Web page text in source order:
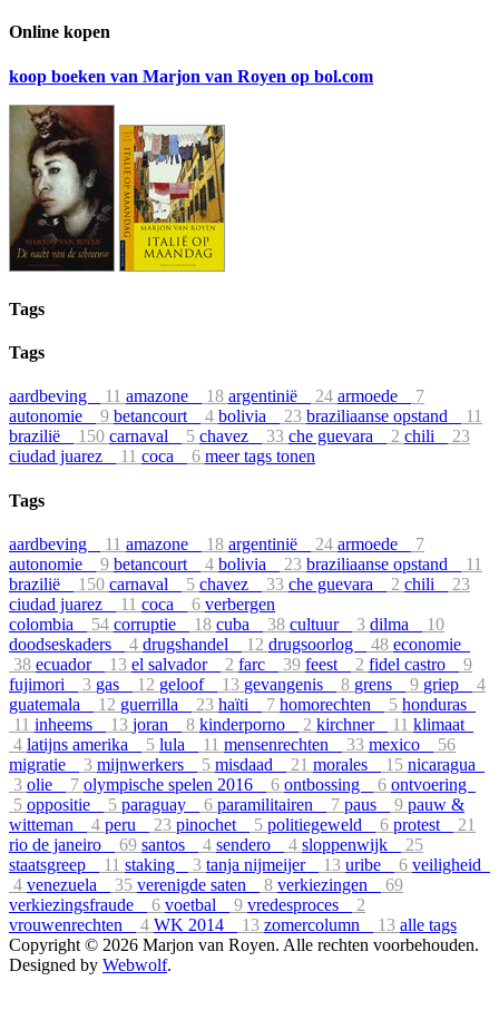
Online kopen
koop boeken van Marjon van Royen op bol.com
Tags
Tags
aardbeving 11 amazone 18 argentinië 24 armoede
7
autonomie
9 betancourt 4 bolivia 23 braziliaanse opstand
11
brazilië
150 carnaval 5 chavez 33 che guevara 2 chili
23
ciudad juarez
11 coca 6 meer tags tonen
Tags
aardbeving 11 amazone 18 argentinië 24 armoede
7
autonomie
9 betancourt 4 bolivia 23 braziliaanse opstand
11
brazilië
150 carnaval 5 chavez 33 che guevara 2 chili
23
ciudad juarez
11 coca 6 verbergen
colombia
54 corruptie 18 cuba 38 cultuur 3 dilma
10
doodseskaders
4 drugshandel 12 drugsoorlog 48 economie
38 ecuador 13 el salvador 2 farc 39 feest 2 fidel castro
9
fujimori
3 gas 12 geloof 13 gevangenis 8 grens 9 griep
4
guatemala
12 guerrilla 23 haïti 7 homorechten 5 honduras
11 inheems 13 joran 8 kinderporno 2 kirchner 11 klimaat
4 latijns amerika 5 lula 11 mensenrechten 33 mexico
56
migratie
3 mijnwerkers 5 misdaad 21 morales 15 nicaragua
3 olie 7 olympische spelen 2016 6 ontbossing 6 ontvoering
5 oppositie 5 paraguay 6 paramilitairen 7 paus 9 pauw &
witteman
4 peru 23 pinochet 5 politiegeweld 6 protest
21
rio de janeiro
69 santos 4 sendero 4 sloppenwijk
25
staatsgreep
11 staking 3 tanja nijmeijer 13 uribe 6 veiligheid
4 venezuela 35 verenigde saten 8 verkiezingen
69
verkiezingsfraude
6 voetbal 9 vredesproces
2
vrouwenrechten
4 WK 2014 13 zomercolumn 13 alle tags
Copyright © 2026 Marjon van Royen. Alle rechten voorbehouden.
Designed by Webwolf.